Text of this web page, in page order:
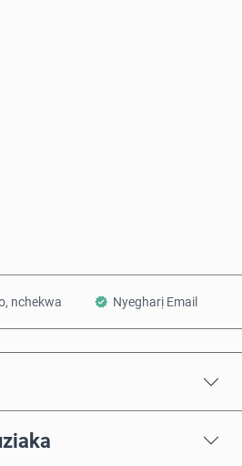
nchekwa Nyegharị Email